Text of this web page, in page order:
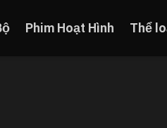
Phim Hoạt Hình Thể